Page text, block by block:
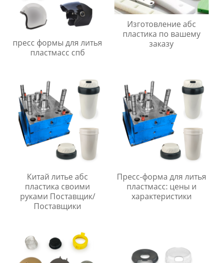
пресс формы для литья
пластмасс спб
Изготовление абс
пластика по вашему
заказу
Китай литье абс
пластика своими
руками Поставщик/
Поставщики
Пресс-форма для литья
пластмасс: цены и
характеристики